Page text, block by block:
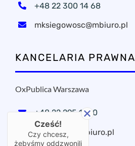
+48 22 300 14 68
mksiegowosc@mbiuro.pl
KANCELARIA PRAWNA
OxPublica Warszawa
+48 22 295 11 20
oxpublica@mbiuro.pl
Cześć!
Czy chcesz,
żebyśmy oddzwonili